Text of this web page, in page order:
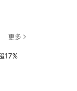
更多
17%